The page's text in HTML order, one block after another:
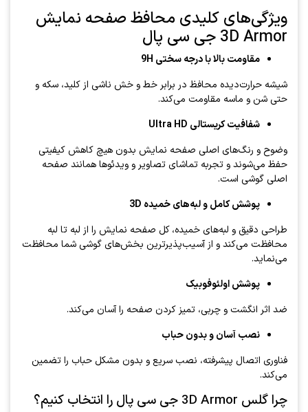
ویژگی‌های کلیدی محافظ صفحه نمایش
3D Armor جی سی پال
مقاومت بالا با درجه سختی 9H
شیشه حرارت‌دیده محافظ در برابر خط و خش ناشی از کلید، سکه و
حتی شن و ماسه مقاومت می‌کند.
شفافیت کریستالی Ultra HD
وضوح و رنگ‌های اصلی صفحه نمایش بدون هیچ کاهش کیفیتی
حفظ می‌شوند و تجربه تماشای تصاویر و ویدئوها همانند صفحه
اصلی گوشی است.
پوشش کامل و لبه‌های خمیده 3D
طراحی دقیق و لبه‌های خمیده، کل صفحه نمایش را از لبه تا لبه
محافظت می‌کند و از آسیب‌پذیرترین بخش‌های گوشی شما محافظت
می‌نماید.
پوشش اولئوفوبیک
ضد اثر انگشت و چربی، تمیز کردن صفحه را آسان می‌کند.
نصب آسان و بدون حباب
فناوری اتصال پیشرفته، نصب سریع و بدون مشکل حباب را تضمین
می‌کند.
چرا گلس 3D Armor جی سی پال را انتخاب کنیم؟